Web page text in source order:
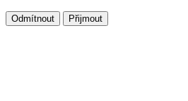
Odmítnout Přijmout